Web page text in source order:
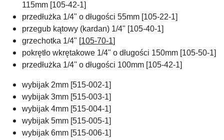
115mm [105-42-1]
przedłużka 1/4" o długości 55mm [105-22-1]
przegub kątowy (kardan) 1/4" [105-40-1]
grzechotka 1/4" [105-70-1]
pokrętło wkrętakowe 1/4" o długości 150mm [105-50-1]
przedłużka 1/4'' o długości 100mm [105-42-1]
wybijak 2mm [515-002-1]
wybijak 3mm [515-003-1]
wybijak 4mm [515-004-1]
wybijak 5mm [515-005-1]
wybijak 6mm [515-006-1]